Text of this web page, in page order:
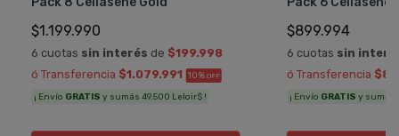
$1.199.990
6 cuotas sin interés de $199.998
ó Transferencia $1.079.991 10% OFF
¡ Envío GRATIS y sumás 49.500 Leloir$ !
$899.994
6 cuotas sin
ó Transferencia
¡ Envío GRATIS y sumás